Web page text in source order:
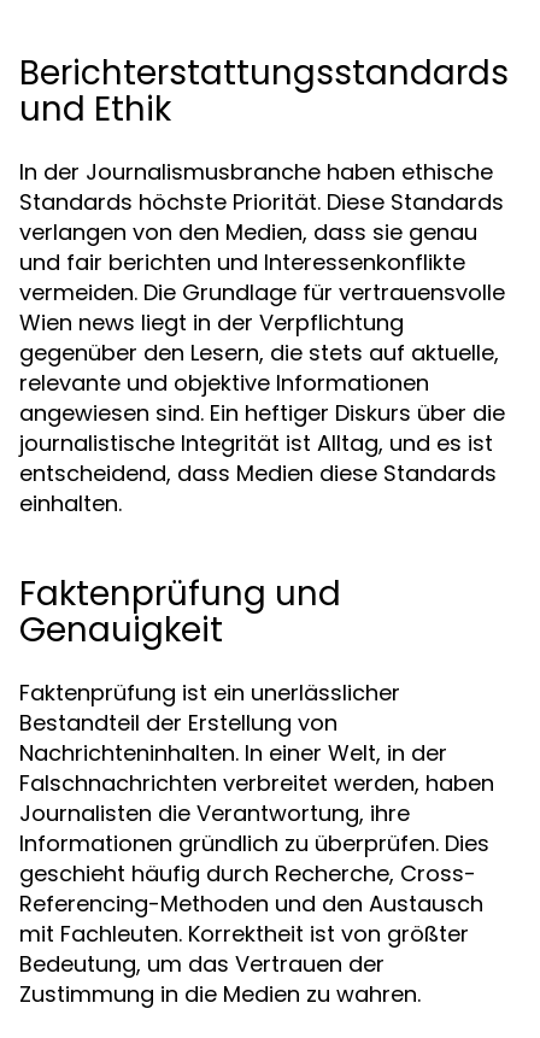
Berichterstattungsstandards
und Ethik
In der Journalismusbranche haben ethische
Standards höchste Priorität. Diese Standards
verlangen von den Medien, dass sie genau
und fair berichten und Interessenkonflikte
vermeiden. Die Grundlage für vertrauensvolle
Wien news liegt in der Verpflichtung
gegenüber den Lesern, die stets auf aktuelle,
relevante und objektive Informationen
angewiesen sind. Ein heftiger Diskurs über die
journalistische Integrität ist Alltag, und es ist
entscheidend, dass Medien diese Standards
einhalten.
Faktenprüfung und
Genauigkeit
Faktenprüfung ist ein unerlässlicher
Bestandteil der Erstellung von
Nachrichteninhalten. In einer Welt, in der
Falschnachrichten verbreitet werden, haben
Journalisten die Verantwortung, ihre
Informationen gründlich zu überprüfen. Dies
geschieht häufig durch Recherche, Cross-
Referencing-Methoden und den Austausch
mit Fachleuten. Korrektheit ist von größter
Bedeutung, um das Vertrauen der
Zustimmung in die Medien zu wahren.